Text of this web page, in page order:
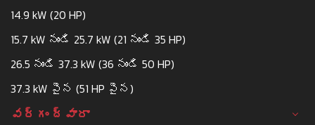
14.9 kW (20 HP)
15.7 kW నుండి 25.7 kW (21 నుండి 35 HP)
26.5 నుండి 37.3 kW (36 నుండి 50 HP)
37.3 kW పైన (51 HP పైన)
వర్గం ద్వారా